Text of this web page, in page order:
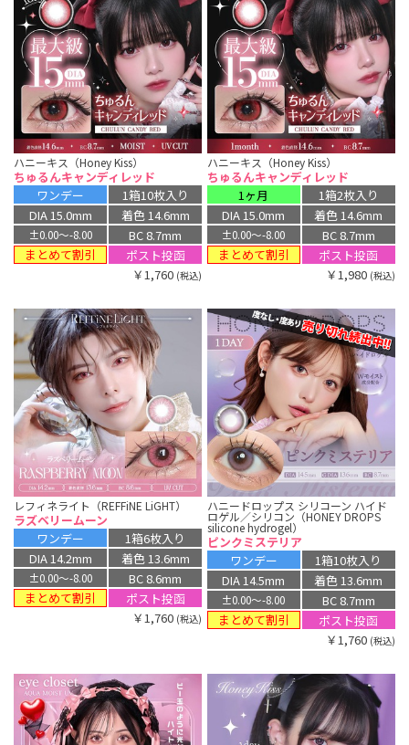
ハニーキス（Honey Kiss）
ちゅるんキャンディレッド
ワンデー
1箱10枚入り
DIA 15.0mm
着色 14.6mm
±0.00〜-8.00
BC 8.7mm
まとめて割引
ポスト投函
￥1,760 (税込)
ハニーキス（Honey Kiss）
ちゅるんキャンディレッド
1ヶ月
1箱2枚入り
DIA 15.0mm
着色 14.6mm
±0.00〜-8.00
BC 8.7mm
まとめて割引
ポスト投函
￥1,980 (税込)
レフィネライト（REFFiNE LiGHT）
ラズベリームーン
ワンデー
1箱6枚入り
DIA 14.2mm
着色 13.6mm
±0.00〜-8.00
BC 8.6mm
まとめて割引
ポスト投函
￥1,760 (税込)
ハニードロップス シリコーン ハイド
ロゲル／シリコン（HONEY DROPS
silicone hydrogel）
ピンクミステリア
ワンデー
1箱10枚入り
DIA 14.5mm
着色 13.6mm
±0.00〜-8.00
BC 8.7mm
まとめて割引
ポスト投函
￥1,760 (税込)